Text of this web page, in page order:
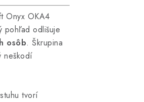
Onyx OKA4
pohľad odlišuje
osôb. Škrupina
neškodí
tvorí